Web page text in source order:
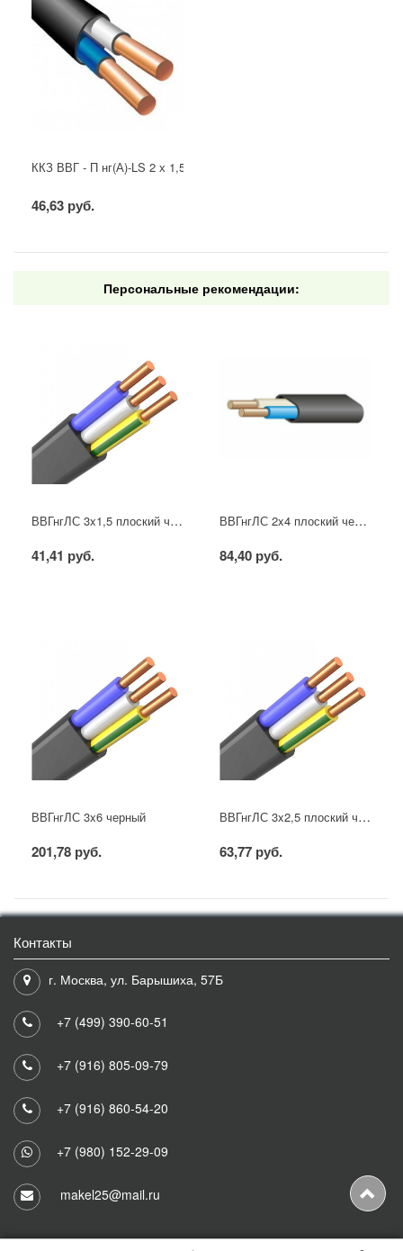
ККЗ ВВГ - П нг(А)-LS 2 х 1,5 ГОСТ
46,63 руб.
Персональные рекомендации:
ВВГнгЛС 3x1,5 плоский черный
41,41 руб.
ВВГнгЛС 2x4 плоский черный
84,40 руб.
ВВГнгЛС 3x6 черный
201,78 руб.
ВВГнгЛС 3x2,5 плоский черный
63,77 руб.
Контакты
г. Москва, ул. Барышиха, 57Б
+7 (499) 390-60-51
+7 (916) 805-09-79
+7 (916) 860-54-20
+7 (980) 152-29-09
makel25@mail.ru